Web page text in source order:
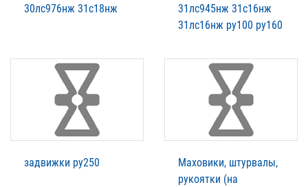
30лс976нж 31с18нж
31лс945нж 31с16нж
31лс16нж ру100 ру160
задвижки ру250
Маховики, штурвалы,
рукоятки (на